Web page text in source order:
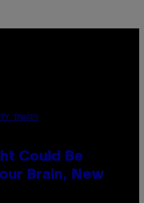
IMAGES
Could Be
Brain, New